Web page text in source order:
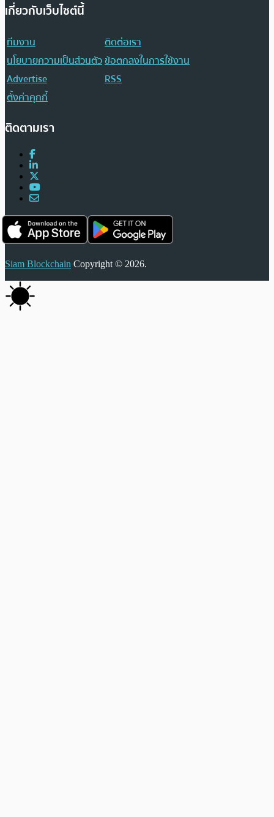
เกี่ยวกับเว็บไซต์นี้
ทีมงาน
ติดต่อเรา
นโยบายความเป็นส่วนตัวข้อตกลงในการใช้งาน
Advertise
RSS
ตั้งค่าคุกกี้
ติดตามเรา
Siam Blockchain Copyright © 2026.